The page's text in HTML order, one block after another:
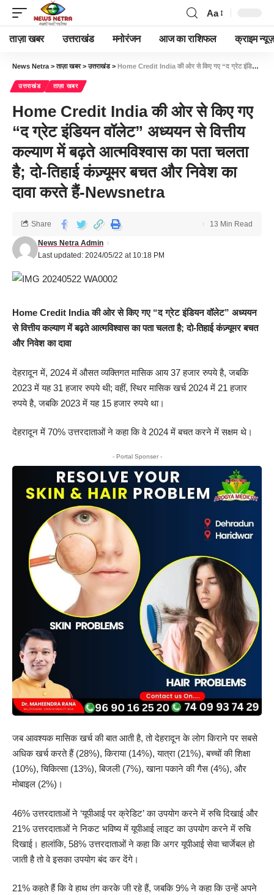
Aa
ताज़ा खबर उत्तराखंड मनोरंजन आज का राशिफल क्राइम न्यूज़
News Netra >ताज़ा खबर>उत्तराखंड> Home Credit India की ओर से किए गए “द ग्रेट इंडियन वॉलेट” अध्ययन से वित्तीय कल्याण में बढ़ते आत्मविश्वास का पता चलता है; दो-तिहाई कंज़्यूमर बचत और निवेश का दावा करते हैं-Newsnetra
उत्तराखंड ताज़ा खबर
Home Credit India की ओर से किए गए
“द ग्रेट इंडियन वॉलेट” अध्ययन से वित्तीय
कल्याण में बढ़ते आत्मविश्वास का पता चलता
है; दो-तिहाई कंज़्यूमर बचत और निवेश का
दावा करते हैं-Newsnetra
Last updated: 2024/05/22 at 10:18 PM
News Netra Admin
Share 13 Min Read
Home Credit India की ओर से किए गए “द ग्रेट इंडियन वॉलेट” अध्ययन
से वित्तीय कल्याण में बढ़ते आत्मविश्वास का पता चलता है; दो-तिहाई कंज़्यूमर बचत
और निवेश का दावा
देहरादून में, 2024 में औसत व्यक्तिगत मासिक आय 37 हजार रुपये है, जबकि
2023 में यह 31 हजार रुपये थी; वहीं, स्थिर मासिक खर्च 2024 में 21 हजार
रुपये है, जबकि 2023 में यह 15 हजार रुपये था।
देहरादून में 70% उत्तरदाताओं ने कहा कि वे 2024 में बचत करने में सक्षम थे।
- Portal Sponser -
जब आवश्यक मासिक खर्च की बात आती है, तो देहरादून के लोग किराने पर सबसे
अधिक खर्च करते हैं (28%), किराया (14%), यात्रा (21%), बच्चों की शिक्षा
(10%), चिकित्सा (13%), बिजली (7%), खाना पकाने की गैस (4%), और
मोबाइल (2%)।
46% उत्तरदाताओं ने ‘यूपीआई पर क्रेडिट’ का उपयोग करने में रुचि दिखाई और
21% उत्तरदाताओं ने निकट भविष्य में यूपीआई लाइट का उपयोग करने में रुचि
दिखाई। हालांकि, 58% उत्तरदाताओं ने कहा कि अगर यूपीआई सेवा चार्जेबल हो
जाती है तो वे इसका उपयोग बंद कर देंगे।
21% कहते हैं कि वे हाथ तंग करके जी रहे हैं, जबकि 9% ने कहा कि उन्हें अपने